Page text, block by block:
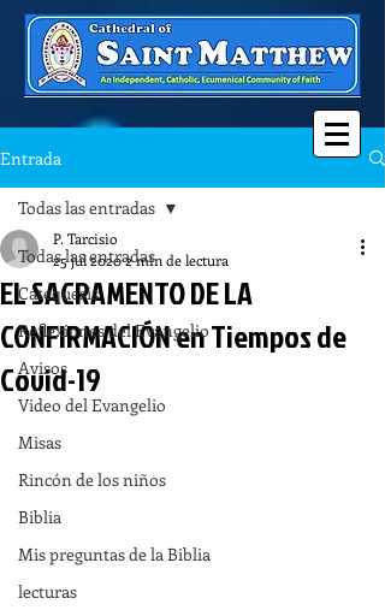
Entrada
Todas las entradas
Catequesis
Reflexiones del Evangelio
Avisos
Video del Evangelio
Misas
Rincón de los niños
Biblia
Mis preguntas de la Biblia
lecturas
Todas las entradas
EL SACRAMENTO DE LA
CONFIRMACIÓN en Tiempos de
Covid-19
P. Tarcisio
25 jul 20202 min de lectura